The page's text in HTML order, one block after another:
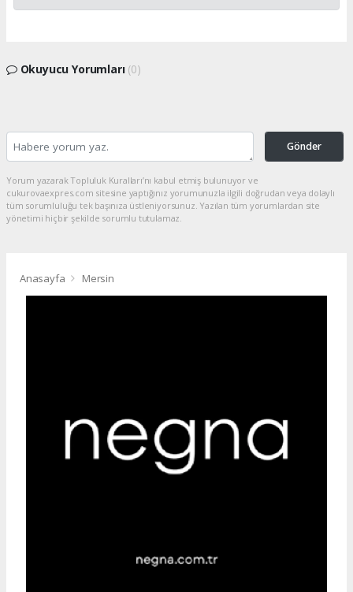
Okuyucu Yorumları (0)
Gönder
Yorum yazarak Topluluk Kuralları’nı kabul etmiş bulunuyor ve
cukurovaexpres.com sitesine yaptığınız yorumunuzla ilgili doğrudan veya dolaylı
tüm sorumluluğu tek başınıza üstleniyorsunuz. Yazılan tüm yorumlardan site
yönetimi hiçbir şekilde sorumlu tutulamaz.
Anasayfa Mersin